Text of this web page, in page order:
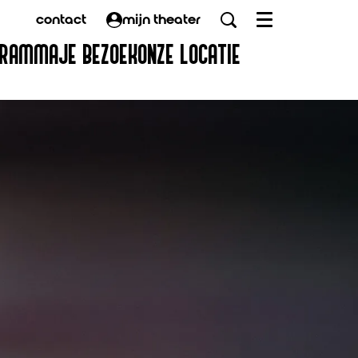
contact mijn theater
JE BEZOEK ONZE LOCATIE
Menu